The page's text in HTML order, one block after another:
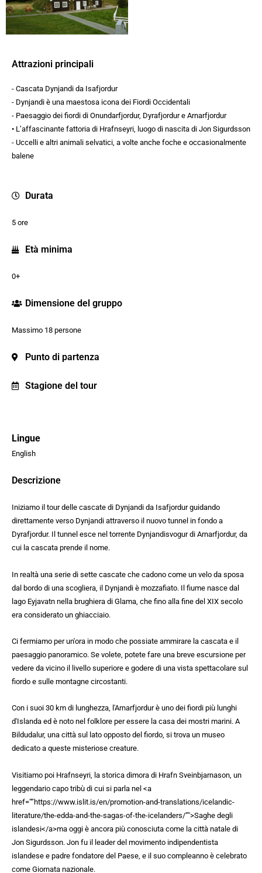
Attrazioni principali
- Cascata Dynjandi da Isafjordur
- Dynjandi è una maestosa icona dei Fiordi Occidentali
- Paesaggio dei fiordi di Onundarfjordur, Dyrafjordur e Arnarfjordur
• L’affascinante fattoria di Hrafnseyri, luogo di nascita di Jon Sigurdsson
- Uccelli e altri animali selvatici, a volte anche foche e occasionalmente
balene
Durata
5 ore
Età minima
0+
Dimensione del gruppo
Massimo 18 persone
Punto di partenza
Stagione del tour
Lingue
English
Descrizione
Iniziamo il tour delle cascate di Dynjandi da Isafjordur guidando
direttamente verso Dynjandi attraverso il nuovo tunnel in fondo a
Dyrafjordur. Il tunnel esce nel torrente Dynjandisvogur di Arnarfjordur, da
cui la cascata prende il nome.
In realtà una serie di sette cascate che cadono come un velo da sposa
dal bordo di una scogliera, il Dynjandi è mozzafiato. Il fiume nasce dal
lago Eyjavatn nella brughiera di Glama, che fino alla fine del XIX secolo
era considerato un ghiacciaio.
Ci fermiamo per un'ora in modo che possiate ammirare la cascata e il
paesaggio panoramico. Se volete, potete fare una breve escursione per
vedere da vicino il livello superiore e godere di una vista spettacolare sul
fiordo e sulle montagne circostanti.
Con i suoi 30 km di lunghezza, l'Arnarfjordur è uno dei fiordi più lunghi
d'Islanda ed è noto nel folklore per essere la casa dei mostri marini. A
Bildudalur, una città sul lato opposto del fiordo, si trova un museo
dedicato a queste misteriose creature.
Visitiamo poi Hrafnseyri, la storica dimora di Hrafn Sveinbjarnason, un
leggendario capo tribù di cui si parla nel <a
href="”https://www.islit.is/en/promotion-and-translations/icelandic-
literature/the-edda-and-the-sagas-of-the-icelanders/”">Saghe degli
islandesi</a>ma oggi è ancora più conosciuta come la città natale di
Jon Sigurdsson. Jon fu il leader del movimento indipendentista
islandese e padre fondatore del Paese, e il suo compleanno è celebrato
come Giornata nazionale.